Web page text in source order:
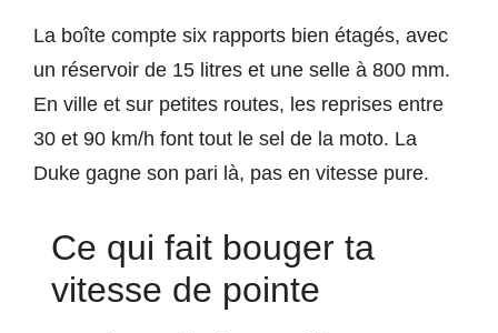
La boîte compte six rapports bien étagés, avec
un réservoir de 15 litres et une selle à 800 mm.
En ville et sur petites routes, les reprises entre
30 et 90 km/h font tout le sel de la moto. La
Duke gagne son pari là, pas en vitesse pure.
Ce qui fait bouger ta
vitesse de pointe